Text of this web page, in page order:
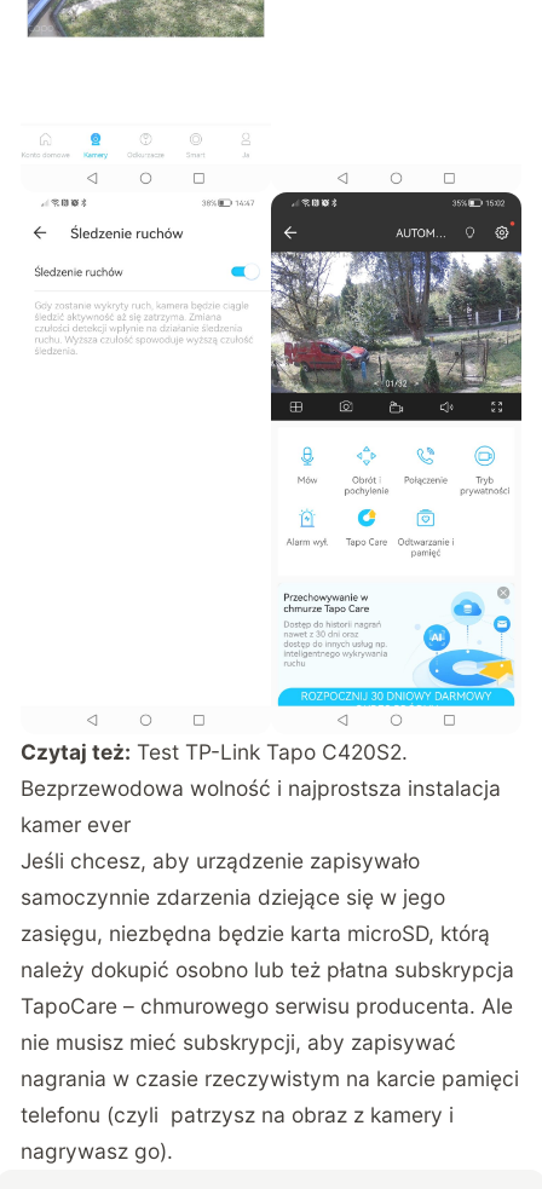
Czytaj też: Test TP-Link Tapo C420S2.
Bezprzewodowa wolność i najprostsza instalacja
kamer ever
Jeśli chcesz, aby urządzenie zapisywało
samoczynnie zdarzenia dziejące się w jego
zasięgu, niezbędna będzie karta microSD, którą
należy dokupić osobno lub też płatna subskrypcja
TapoCare – chmurowego serwisu producenta. Ale
nie musisz mieć subskrypcji, aby zapisywać
nagrania w czasie rzeczywistym na karcie pamięci
telefonu (czyli patrzysz na obraz z kamery i
nagrywasz go).